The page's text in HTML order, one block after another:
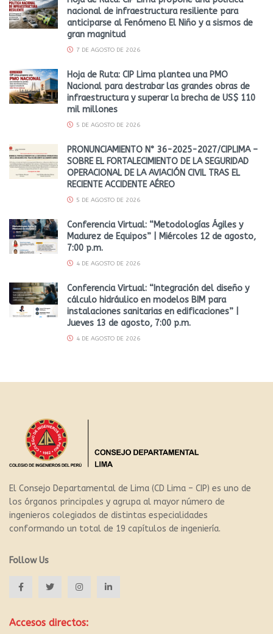
nacional de infraestructura resiliente para
anticiparse al Fenómeno El Niño y a sismos de
gran magnitud
7 DE AGOSTO DE 2026
Hoja de Ruta: CIP Lima plantea una PMO
Nacional para destrabar las grandes obras de
infraestructura y superar la brecha de US$ 110
mil millones
5 DE AGOSTO DE 2026
PRONUNCIAMIENTO N° 36-2025-2027/CIPLIMA –
SOBRE EL FORTALECIMIENTO DE LA SEGURIDAD
OPERACIONAL DE LA AVIACIÓN CIVIL TRAS EL
RECIENTE ACCIDENTE AÉREO
5 DE AGOSTO DE 2026
Conferencia Virtual: “Metodologías Ágiles y
Madurez de Equipos” | Miércoles 12 de agosto,
7:00 p.m.
4 DE AGOSTO DE 2026
Conferencia Virtual: “Integración del diseño y
cálculo hidráulico en modelos BIM para
instalaciones sanitarias en edificaciones” |
Jueves 13 de agosto, 7:00 p.m.
4 DE AGOSTO DE 2026
El Consejo Departamental de Lima (CD Lima – CIP) es uno de
los órganos principales y agrupa al mayor número de
ingenieros colegiados de distintas especialidades
conformando un total de 19 capítulos de ingeniería.
Follow Us
Accesos directos: